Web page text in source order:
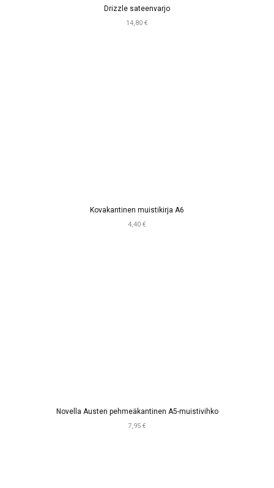
Drizzle sateenvarjo
14,80 €
Kovakantinen muistikirja A6
4,40 €
Novella Austen pehmeäkantinen A5-muistivihko
7,95 €